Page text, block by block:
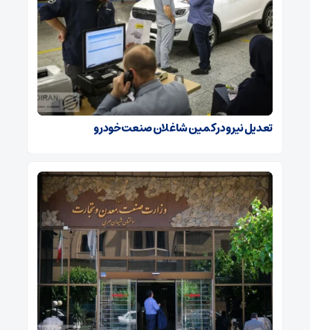
تعدیل نیرو در کمین شاغلان صنعت خودرو